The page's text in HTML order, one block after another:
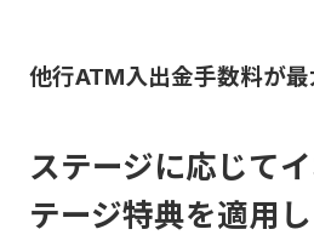
店
を
ま
他行ATM入出金手数料が最
ステージに応じて
テージ特典を適用し